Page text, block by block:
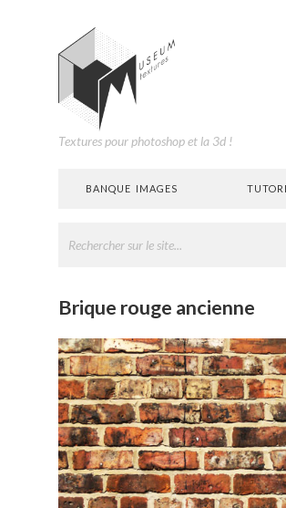
Textures pour photoshop et la 3d !
BANQUE IMAGES
Brique rouge ancienne